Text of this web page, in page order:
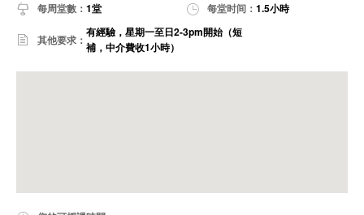
每周堂數： 1堂 每堂时间： 1.5小時
其他要求：
有經驗，星期一至日2-3pm開始（短
補，中介費收1小時）